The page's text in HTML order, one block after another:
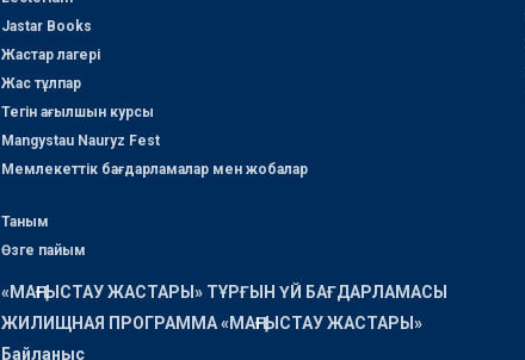
Jastar Books
Жастар лагері
Жас тұлпар
Тегін ағылшын курсы
Mangystau Nauryz Fest
Мемлекеттік бағдарламалар мен жобалар
Таным
Өзге пайым
«МАҢҒЫСТАУ ЖАСТАРЫ» ТҰРҒЫН ҮЙ БАҒДАРЛАМАСЫ
ЖИЛИЩНАЯ ПРОГРАММА «МАҢҒЫСТАУ ЖАСТАРЫ»
Байланыс